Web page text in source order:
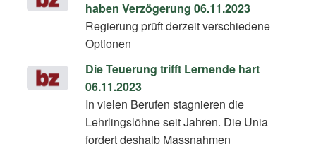
haben Verzögerung 06.11.2023
Regierung prüft derzeit verschiedene
Optionen
Die Teuerung trifft Lernende hart
06.11.2023
In vielen Berufen stagnieren die
Lehrlingslöhne seit Jahren. Die Unia
fordert deshalb Massnahmen